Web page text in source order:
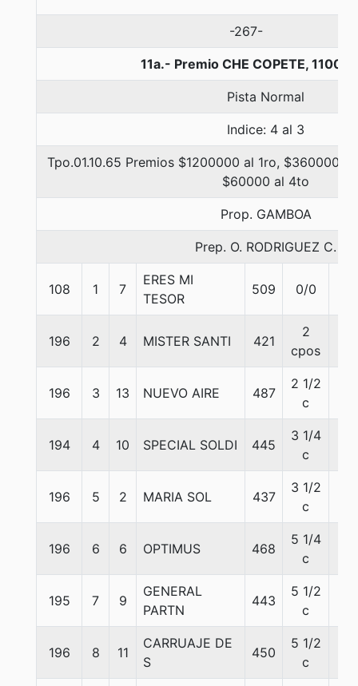
-267-
11a.- Premio CHE COPETE, 1100
Pista Normal
Indice: 4 al 3
Tpo.01.10.65 Premios $1200000 al 1ro, $360000
$60000 al 4to
Prop. GAMBOA
Prep. O. RODRIGUEZ C.
108 1 7
ERES MI
TESOR
509 0/0
196 2 4 MISTER SANTI 421
2
cpos
196 3 13 NUEVO AIRE 487
2 1/2
c
194 4 10 SPECIAL SOLDI 445
3 1/4
c
196 5 2 MARIA SOL 437
3 1/2
c
196 6 6 OPTIMUS 468
5 1/4
c
195 7 9
GENERAL
PARTN
443
5 1/2
c
196 8 11
CARRUAJE DE
S
450
5 1/2
c